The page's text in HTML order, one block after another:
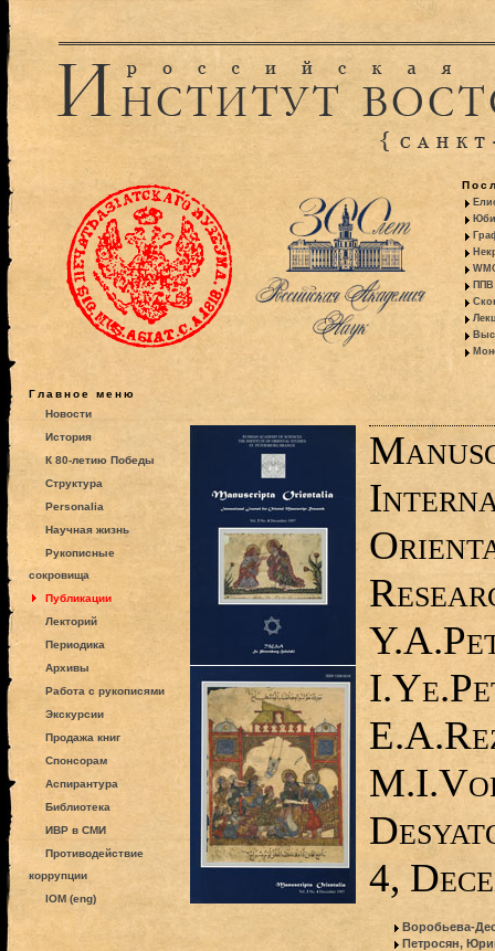
ППВ
Главное меню
Новости
История
К 80-летию Победы
Структура
Personalia
Научная жизнь
Рукописные
сокровища
Публикации
Лекторий
Периодика
Архивы
Работа с рукописями
Экскурсии
Продажа книг
Спонсорам
Аспирантура
Библиотека
ИВР в СМИ
Противодействие
коррупции
IOM (eng)
4,
Воробьева-
Петросян,